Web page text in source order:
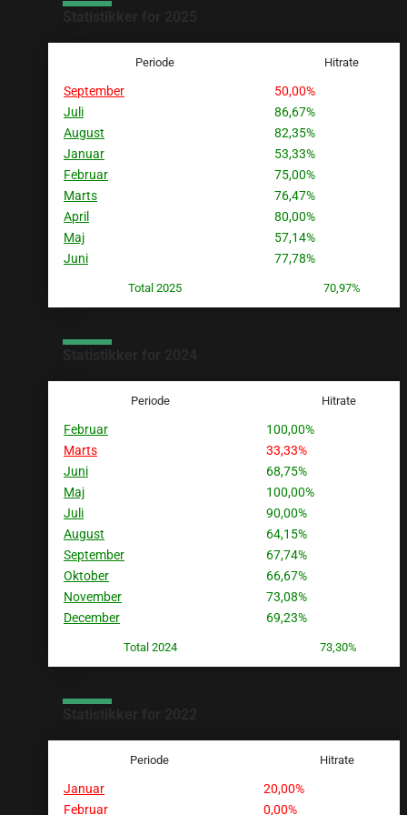
Periode Hitrate
September
50,00%
Juli
86,67%
August
82,35%
Januar
53,33%
Februar
75,00%
Marts
76,47%
April
80,00%
Maj
57,14%
Juni
77,78%
Total 2025 70,97%
Periode Hitrate
Februar
100,00%
Marts
33,33%
Juni
68,75%
Maj
100,00%
Juli
90,00%
August
64,15%
September
67,74%
Oktober
66,67%
November
73,08%
December
69,23%
Total 2024 73,30%
Periode Hitrate
Januar
20,00%
Februar
0,00%